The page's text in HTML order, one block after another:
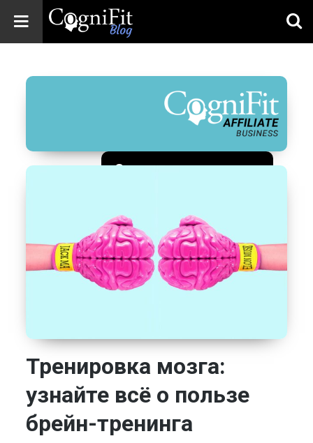
Blog: Brain
Wellness
Зарегистрироваться
Тренировка мозга:
узнайте всё о пользе
брейн-тренинга